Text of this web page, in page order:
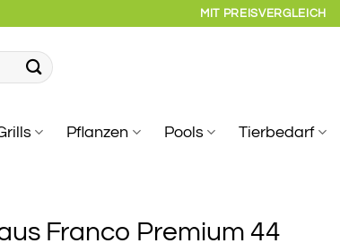
MIT PREISVERGLEICH
Pflanzen Pools Tierbedarf
Franco Premium 44